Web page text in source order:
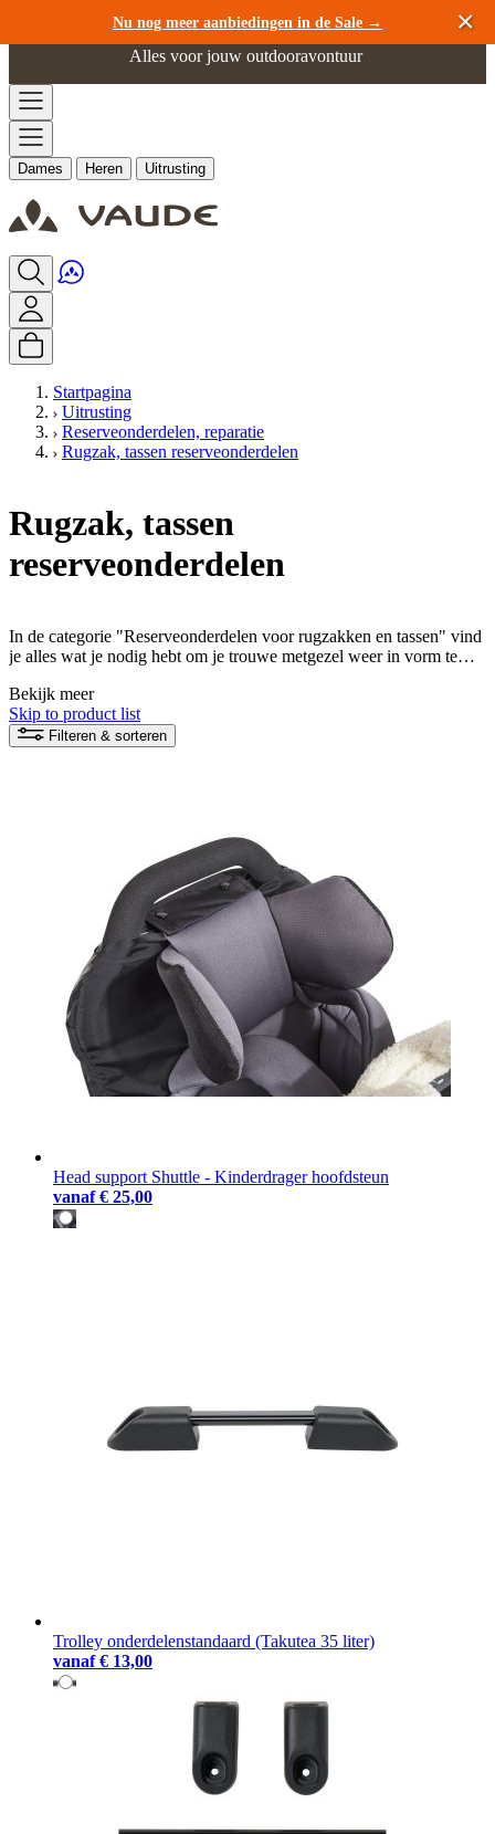
Nu nog meer aanbiedingen in de Sale →
Ga naar de inhoud
Alles voor jouw outdooravontuur
Dames Heren Uitrusting
Startpagina
Uitrusting
Reserveonderdelen, reparatie
Rugzak, tassen reserveonderdelen
Rugzak, tassen
reserveonderdelen
In de categorie "Reserveonderdelen voor rugzakken en tassen" vind
je alles wat je nodig hebt om je trouwe metgezel weer in vorm te
riemen of andere belangrijke onderdelen - je vindt ze hier. Geef je
rugzak of tas een tweede leven en blijf genieten van je avonturen in
de natuur!
Bekijk meer
Skip to product list
Filteren & sorteren
Head support Shuttle - Kinderdrager hoofdsteun
vanaf € 25,00
Trolley onderdelenstandaard (Takutea 35 liter)
vanaf € 13,00